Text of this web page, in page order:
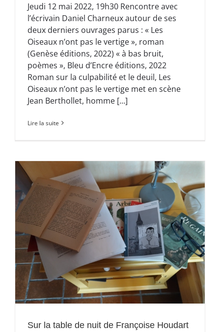
Jeudi 12 mai 2022, 19h30 Rencontre avec
l’écrivain Daniel Charneux autour de ses
deux derniers ouvrages parus : « Les
Oiseaux n’ont pas le vertige », roman
(Genèse éditions, 2022) « à bas bruit,
poèmes », Bleu d’Encre éditions, 2022
Roman sur la culpabilité et le deuil, Les
Oiseaux n’ont pas le vertige met en scène
Jean Berthollet, homme [...]
Lire la suite
Sur la table de nuit de Françoise Houdart